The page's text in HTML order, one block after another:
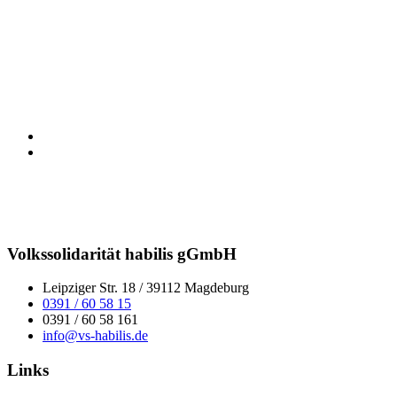
Volkssolidarität habilis gGmbH
Leipziger Str. 18 / 39112 Magdeburg
0391 / 60 58 15
0391 / 60 58 161
info@vs-habilis.de
Links